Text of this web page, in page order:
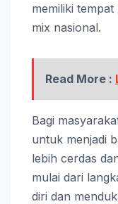
memiliki
mix nasional.
Read More :
Bagi
untuk menjadi
lebih cerdas
mulai dari
diri dan